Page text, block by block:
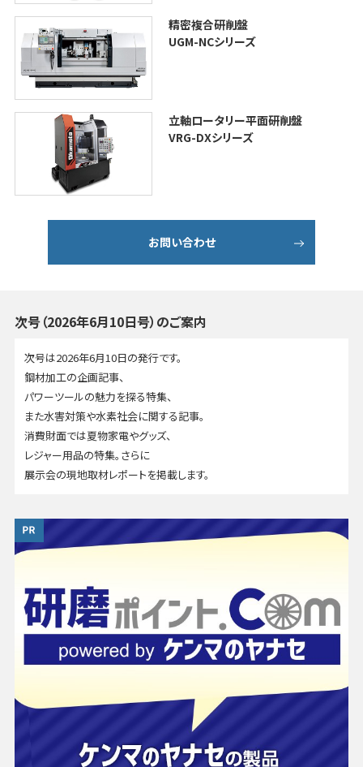
精密複合研削盤
UGM-NCシリーズ
立軸ロータリー平面研削盤
VRG-DXシリーズ
お問い合わせ
次号（2026年6月10日号）のご案内
次号は2026年6月10日の発行です。
鋼材加工の企画記事、
パワーツールの魅力を探る特集、
また水害対策や水素社会に関する記事。
消費財面では夏物家電やグッズ、
レジャー用品の特集。さらに
展示会の現地取材レポートを掲載します。